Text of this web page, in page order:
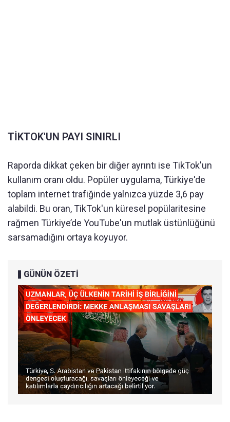
TİKTOK'UN PAYI SINIRLI
Raporda dikkat çeken bir diğer ayrıntı ise TikTok'un
kullanım oranı oldu. Popüler uygulama, Türkiye'de
toplam internet trafiğinde yalnızca yüzde 3,6 pay
alabildi. Bu oran, TikTok'un küresel popülaritesine
rağmen Türkiye’de YouTube'un mutlak üstünlüğünü
sarsamadığını ortaya koyuyor.
GÜNÜN ÖZETİ